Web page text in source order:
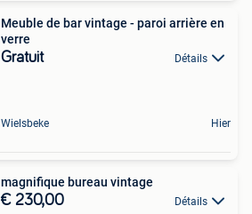
Meuble de bar vintage - paroi arrière en
verre
Gratuit Détails
Wielsbeke Hier
magnifique bureau vintage
€ 230,00 Détails